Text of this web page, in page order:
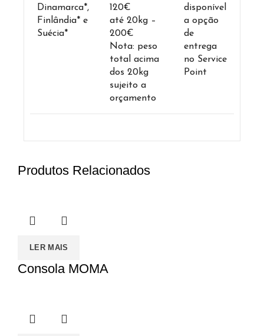
Dinamarca*,
Finlândia* e
Suécia*
120€
até 20kg –
200€
Nota: peso
total acima
dos 20kg
sujeito a
orçamento
disponível
a opção
de
entrega
no Service
Point
Produtos Relacionados
LER MAIS
Consola MOMA